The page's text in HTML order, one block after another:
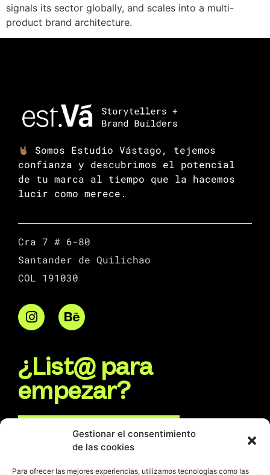
Gestionar el consentimiento
de las cookies
Para ofrecer las mejores experiencias, utilizamos tecnologías como las
signals its sector globally, and scales into a multi-
product brand architecture.
Somos Estudio Vástago, tejemos
confianza y descubrimos el potencial
de tu marca al tiempo que la hacemos
lucir como merece.
Cra 7 # 6-80
Santander de Quilichao
COL 191030
¿List@ para
empezar?